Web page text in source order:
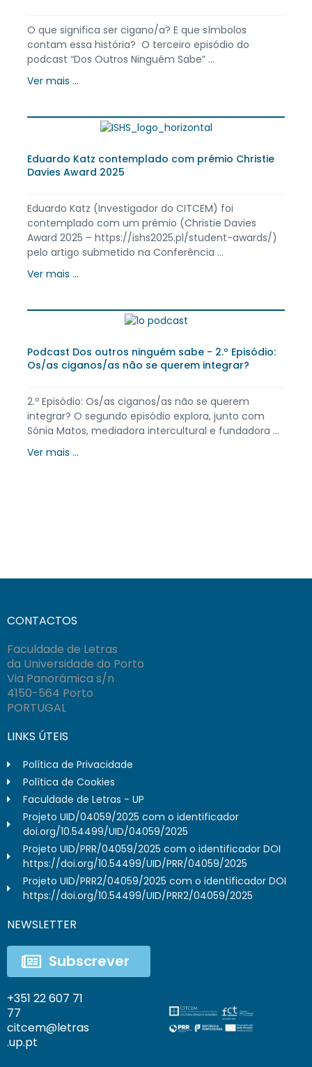
O que significa ser cigano/a? E que símbolos
contam essa história? O terceiro episódio do
podcast “Dos Outros Ninguém Sabe” ...
Ver mais ...
Eduardo Katz contemplado com prémio Christie
Davies Award 2025
Eduardo Katz (Investigador do CITCEM) foi
contemplado com um prémio (Christie Davies
Award 2025 – https://ishs2025.pl/student-awards/)
pelo artigo submetido na Conferência ...
Ver mais ...
Podcast Dos outros ninguém sabe - 2.º Episódio:
Os/as ciganos/as não se querem integrar?
2.º Episódio: Os/as ciganos/as não se querem
integrar? O segundo episódio explora, junto com
Sónia Matos, mediadora intercultural e fundadora ...
Ver mais ...
CONTACTOS
Faculdade de Letras
da Universidade do Porto
Via Panorâmica s/n
4150-564 Porto
PORTUGAL
LINKS ÚTEIS
Política de Privacidade
Política de Cookies
Faculdade de Letras - UP
Projeto UID/04059/2025 com o identificador
doi.org/10.54499/UID/04059/2025
Projeto UID/PRR/04059/2025 com o identificador DOI
https://doi.org/10.54499/UID/PRR/04059/2025
Projeto UID/PRR2/04059/2025 com o identificador DOI
https://doi.org/10.54499/UID/PRR2/04059/2025
NEWSLETTER
Subscrever
+351 22 607 71
77
citcem@letras
.up.pt